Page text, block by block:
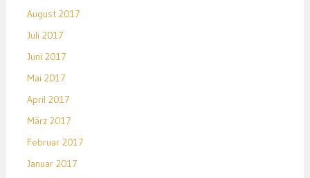
August 2017
Juli 2017
Juni 2017
Mai 2017
April 2017
März 2017
Februar 2017
Januar 2017